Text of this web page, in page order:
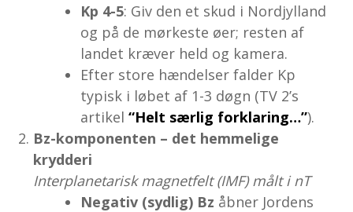
Kp 4-5: Giv den et skud i Nordjylland
og på de mørkeste øer; resten af
landet kræver held og kamera.
Efter store hændelser falder Kp
typisk i løbet af 1-3 døgn (TV 2’s
artikel“Helt særlig forklaring…”).
Bz-komponenten – det hemmelige
krydderi
Interplanetarisk magnetfelt (IMF) målt i nT
Negativ (sydlig) Bz åbner Jordens